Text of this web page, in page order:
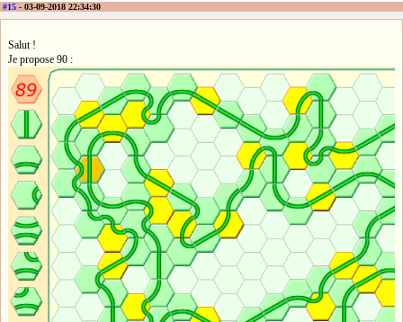
#15 - 03-09-2018 22:34:30
Salut !
Je propose 90 :